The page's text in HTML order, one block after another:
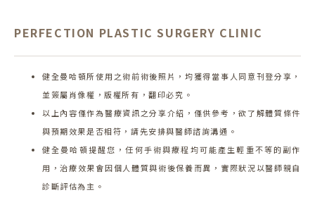
PERFECTION PLASTIC SURGERY CLINIC
健全曼哈頓所使用之術前術後照片，均獲得當事人同意刊登分享，
並簽屬肖像權，版權所有，翻印必究。
以上內容僅作為醫療資訊之分享介紹，僅供參考，欲了解體質條件
與預期效果是否相符，請先安排與醫師諮詢溝通。
健全曼哈頓提醒您，任何手術與療程均可能產生輕重不等的副作
用，治療效果會因個人體質與術後保養而異，實際狀況以醫師親自
診斷評估為主。